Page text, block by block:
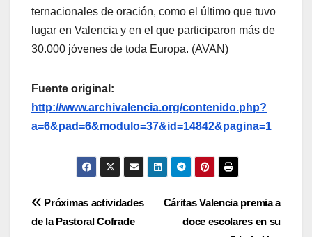
ternacionales de oración, como el último que tuvo
lugar en Valencia y en el que participaron más de
30.000 jóvenes de toda Europa. (AVAN)
Fuente original:
http://www.archivalencia.org/contenido.php?
a=6&pad=6&modulo=37&id=14842&pagina=1
Navegación
Cáritas Valencia premia a
doce escolares en su
Próximas actividades
de la Pastoral Cofrade